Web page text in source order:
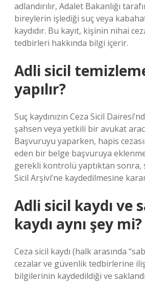
adlandırılır, Adalet Bakanlığı
bireylerin işlediği suç veya
kaydıdır. Bu kayıt, kişinin nihai
tedbirleri hakkında bilgi içerir.
Adli sicil
yapılır?
Suç kaydınızın Ceza Sicil
şahsen veya yetkili bir avukat
Başvuruyu yaparken, hapis
eden bir belge başvuruya
gerekli kontrolü yaptıktan sonra,
Sicil Arşivi’ne kaydedilmesine
Adli sicil kaydı ve
kaydı aynı şey mi?
Ceza sicil kaydı (halk arasında
cezalar ve güvenlik tedbirlerine
bilgilerinin kaydedildiği ve